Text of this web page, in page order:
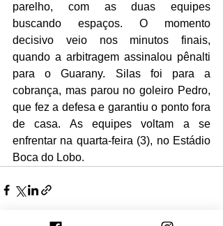
parelho, com as duas equipes
buscando espaços. O momento
decisivo veio nos minutos finais,
quando a arbitragem assinalou pênalti
para o Guarany. Silas foi para a
cobrança, mas parou no goleiro Pedro,
que fez a defesa e garantiu o ponto fora
de casa. As equipes voltam a se
enfrentar na quarta-feira (3), no Estádio
Boca do Lobo.